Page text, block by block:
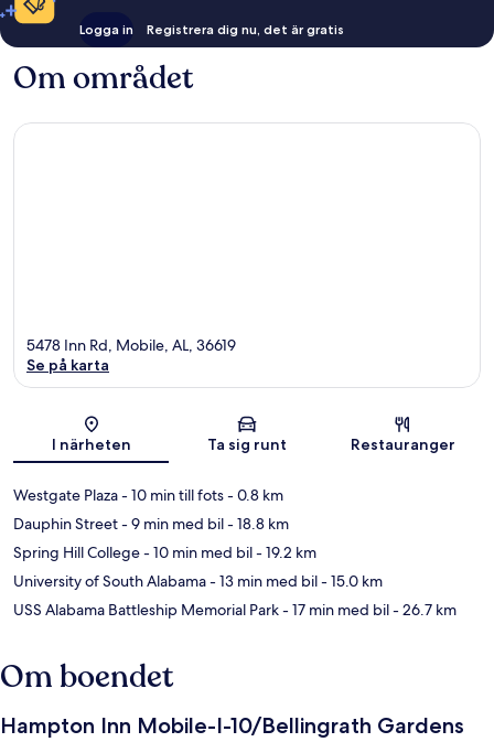
Logga in Registrera dig nu, det är gratis
Om området
Karta
5478 Inn Rd, Mobile, AL, 36619
Se på karta
I närheten Ta sig runt Restauranger
Westgate Plaza- 10 min till fots- 0.8 km
Dauphin Street- 9 min med bil- 18.8 km
Spring Hill College- 10 min med bil- 19.2 km
University of South Alabama- 13 min med bil- 15.0 km
USS Alabama Battleship Memorial Park- 17 min med bil- 26.7 km
Om boendet
Hampton Inn Mobile-I-10/Bellingrath Gardens